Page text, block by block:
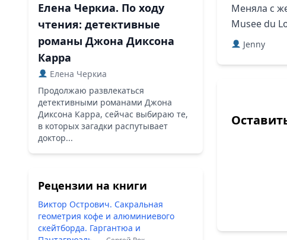
Елена Черкиа. По ходу
чтения: детективные
романы Джона Диксона
Карра
Елена Черкиа
Продолжаю развлекаться
детективными романами Джона
Диксона Карра, сейчас выбираю те,
в которых загадки распутывает
доктор...
Рецензии на книги
Виктор Острович. Сакральная
геометрия кофе и алюминиевого
скейтборда. Гаргантюа и
Меняла с
Musee du
Jenny